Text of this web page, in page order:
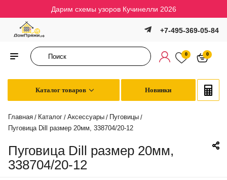
Дарим схемы узоров Кучинелли 2026
+7-495-369-05-84
0 0
Каталог товаров Новинки
Главная / Каталог / Аксессуары / Пуговицы /
Пуговица Dill размер 20мм, 338704/20-12
Пуговица Dill размер 20мм,
338704/20-12